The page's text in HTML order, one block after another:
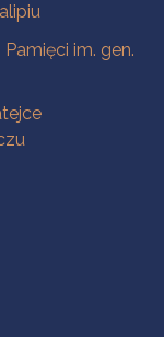
im. gen.